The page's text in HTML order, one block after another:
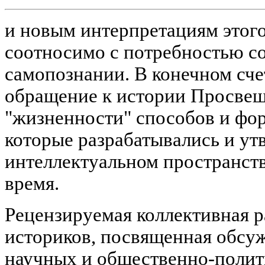
и новым интерпретациям
соотносимо с потребностью
самопознании. В конечном
обращение к истории
"жизненности" способов и
которые разрабатывались и
интеллектуальном
время.
Рецензируемая коллективная
историков, посвященная
научных и общественно-